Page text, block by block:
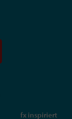
fx inspiriert